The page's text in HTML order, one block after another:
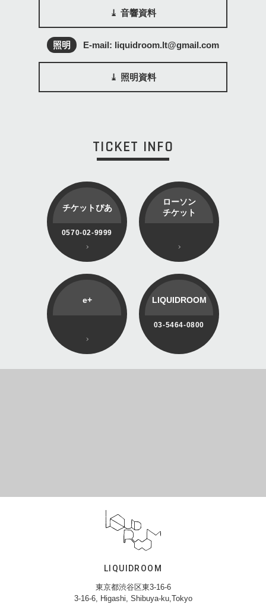
音響資料
照明 E-mail: liquidroom.lt@gmail.com
照明資料
TICKET INFO
チケットぴあ
0570-02-9999
ローソン
チケット
e+ LIQUIDROOM
03-5464-0800
LIQUIDROOM
東京都渋谷区東3-16-6
3-16-6, Higashi, Shibuya-ku,Tokyo